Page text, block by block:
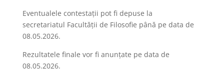
Eventualele contestații pot fi depuse la
secretariatul Facultății de Filosofie până pe data de
08.05.2026.
Rezultatele finale vor fi anunțate pe data de
08.05.2026.